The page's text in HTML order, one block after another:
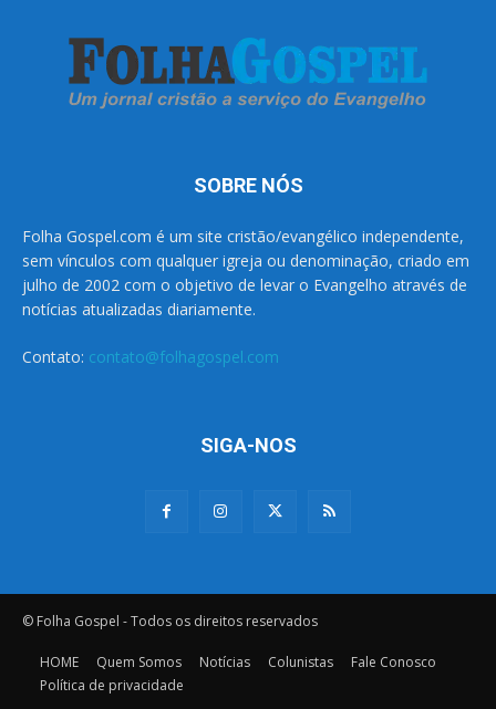
SOBRE NÓS
Folha Gospel.com é um site cristão/evangélico independente,
sem vínculos com qualquer igreja ou denominação, criado em
julho de 2002 com o objetivo de levar o Evangelho através de
notícias atualizadas diariamente.
Contato: contato@folhagospel.com
SIGA-NOS
© Folha Gospel - Todos os direitos reservados
HOME Quem Somos Notícias Colunistas
Fale Conosco
Política de privacidade